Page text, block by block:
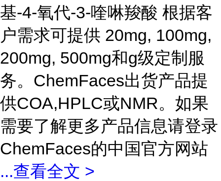
基-4-氧代-3-喹啉羧酸 根据客
户需求可提供 20mg, 100mg,
200mg, 500mg和g级定制服
务。ChemFaces出货产品提
供COA,HPLC或NMR。如果
需要了解更多产品信息请登录
ChemFaces的中国官方网站
...查看全文 >